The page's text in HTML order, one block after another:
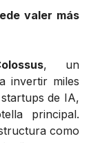
valer más
, un
invertir miles
de IA,
principal.
como